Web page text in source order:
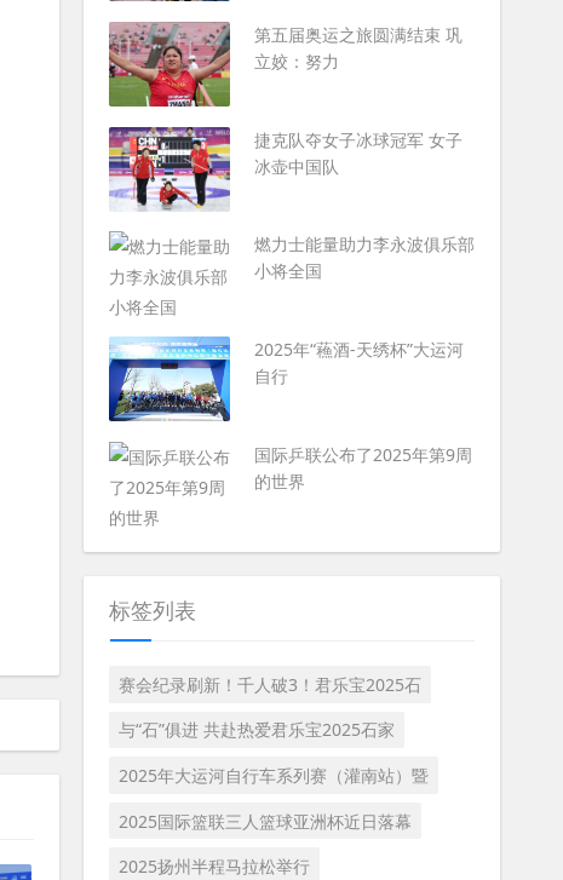
第五届奥运之旅圆满结束 巩
立姣：努力
捷克队夺女子冰球冠军 女子
冰壶中国队
燃力士能量助力李永波俱乐部
小将全国
2025年“蘓酒-天绣杯”大运河
自行
国际乒联公布了2025年第9周
的世界
标签列表
赛会纪录刷新！千人破3！君乐宝2025石
与“石”俱进 共赴热爱君乐宝2025石家
2025年大运河自行车系列赛（灌南站）暨
2025国际篮联三人篮球亚洲杯近日落幕
2025扬州半程马拉松举行